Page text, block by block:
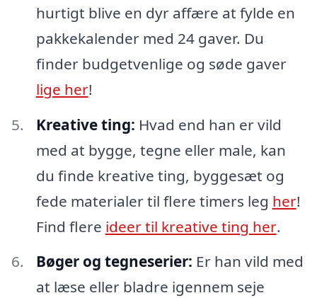
hurtigt blive en dyr affære at fylde en
pakkekalender med 24 gaver. Du
finder budgetvenlige og søde gaver
lige her!
Kreative ting: Hvad end han er vild
med at bygge, tegne eller male, kan
du finde kreative ting, byggesæt og
fede materialer til flere timers leg her!
Find flere ideer til kreative ting her.
Bøger og tegneserier: Er han vild med
at læse eller bladre igennem seje